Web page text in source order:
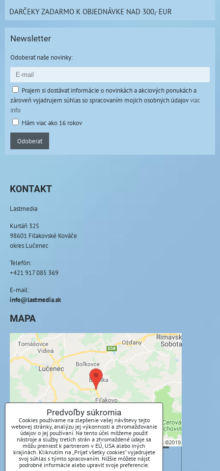
DARČEKY ZADARMO K OBJEDNÁVKE NAD 300,- EUR
Newsletter
Odoberať naše novinky:
Prajem si dostávať informácie o novinkách a akciových ponukách a
zároveň vyjadrujem súhlas so spracovaním mojich osobných údajovviac
info
Mám viac ako 16 rokov
Odoberať
KONTAKT
Lastmedia
Kurtáň 325
98601 Fiľakovské Kováče
okres Lučenec
Telefón:
+421 917 085 369
E-mail:
info@lastmedia.sk
MAPA
Externý obsah je blokovaný Voľbami
súkromia
Prajete si načítať externý obsah?
Povoliť tentokrát
Povoliť a zapamätať - súhlas s druhom cookie:
Funkčné
Otvoriť obsah v novom okne
Predvoľby súkromia
Cookies používame na zlepšenie vašej návštevy tejto
webovej stránky, analýzu jej výkonnosti a zhromažďovanie
údajov o jej používaní. Na tento účel môžeme použiť
nástroje a služby tretích strán a zhromaždené údaje sa
môžu preniesť k partnerom v EÚ, USA alebo iných
krajinách. Kliknutím na „Prijať všetky cookies“ vyjadrujete
svoj súhlas s týmto spracovaním. Nižšie môžete nájsť
podrobné informácie alebo upraviť svoje preferencie.